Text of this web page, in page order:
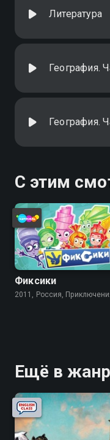
Литература
География.
География.
С этим
Фиксики
2011, Россия,
Ещё в